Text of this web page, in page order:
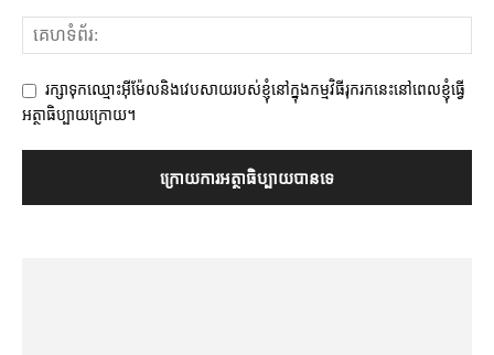
រក្សាទុកឈ្មោះអ៊ីម៉ែលនិងវេបសាយរបស់ខ្ញុំនៅក្នុងកម្មវិធីរុករកនេះនៅពេលខ្ញុំធ្វើ
អត្ថាធិប្បាយក្រោយ។